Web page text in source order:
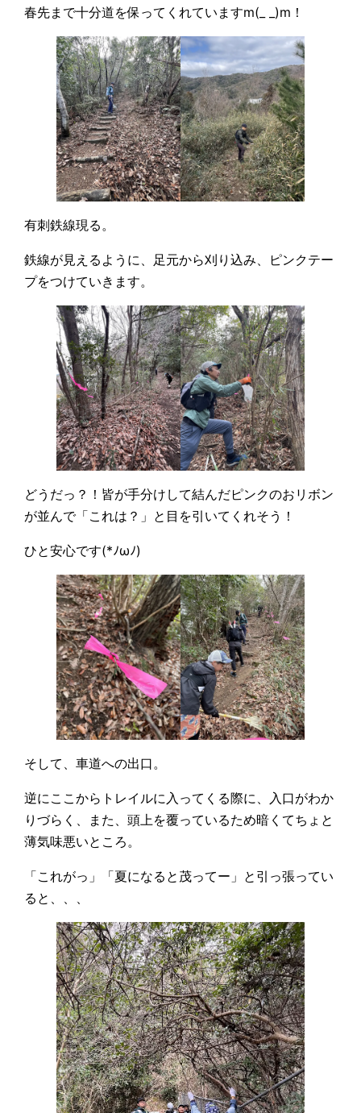
春先まで十分道を保ってくれていますm(_ _)m！
有刺鉄線現る。
鉄線が見えるように、足元から刈り込み、ピンクテー
プをつけていきます。
どうだっ？！皆が手分けして結んだピンクのおリボン
が並んで「これは？」と目を引いてくれそう！
ひと安心です(*ﾉωﾉ)
そして、車道への出口。
逆にここからトレイルに入ってくる際に、入口がわか
りづらく、また、頭上を覆っているため暗くてちょと
薄気味悪いところ。
「これがっ」「夏になると茂ってー」と引っ張ってい
ると、、、